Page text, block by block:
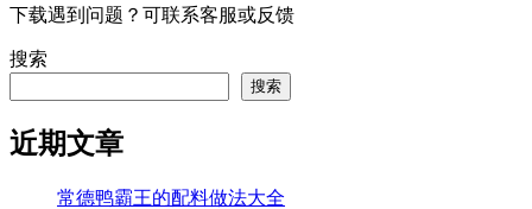
下载遇到问题？可联系客服或反馈
搜索
搜索
近期文章
常德鸭霸王的配料做法大全